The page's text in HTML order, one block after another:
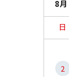
8月
日
2